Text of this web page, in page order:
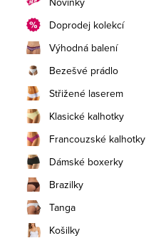
n
n
í
p
a
n
e
l
Doprodej kolekcí
Výhodná balení
Bezešvé prádlo
Střižené laserem
Klasické kalhotky
Francouzské kalhotky
Dámské boxerky
Brazilky
Tanga
Košilky